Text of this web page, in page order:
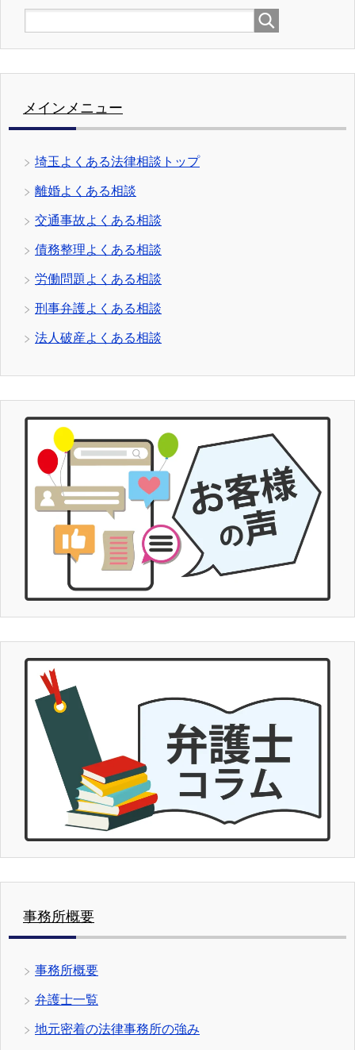
メインメニュー
埼玉よくある法律相談トップ
離婚よくある相談
交通事故よくある相談
債務整理よくある相談
労働問題よくある相談
刑事弁護よくある相談
法人破産よくある相談
事務所概要
事務所概要
弁護士一覧
地元密着の法律事務所の強み